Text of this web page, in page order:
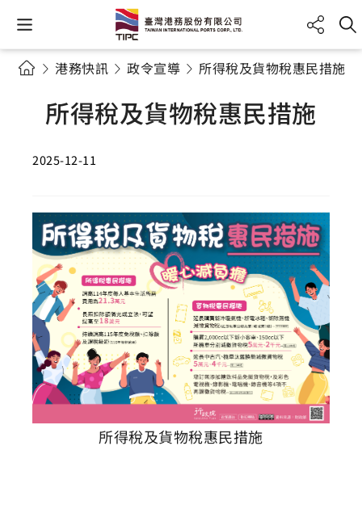
港務快訊 政令宣導 所得稅及貨物稅惠民措施
所得稅及貨物稅惠民措施
2025-12-11
所得稅及貨物稅惠民措施